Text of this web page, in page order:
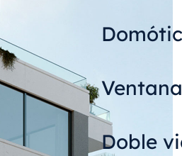
Doble